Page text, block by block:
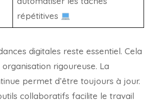
répétitives
digitales reste essentiel. Cela
rigoureuse. La
permet d’être toujours à jour.
collaboratifs facilite le travail